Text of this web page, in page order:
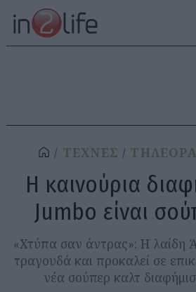
ΤΕΧΝΕΣ
Η καινούρια
Jumbo είναι
«Χτύπα σαν άντρας»: Η λαίδη
τραγουδά και προκαλεί σε
νέα σούπερ καλτ